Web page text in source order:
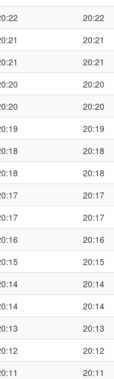
20:22
20:21
20:21
20:20
20:20
20:19
20:18
20:18
20:17
20:17
20:16
20:15
20:14
20:14
20:13
20:12
20:11